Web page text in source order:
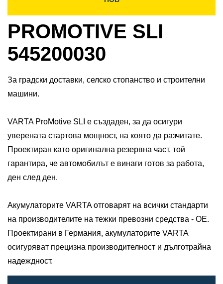
PROMOTIVE SLI
545200030
За градски доставки, селско стопанство и строителни
машини.
VARTA ProMotive SLI е създаден, за да осигури
уверената стартова мощност, на която да разчитате.
Проектиран като оригинална резервна част, той
гарантира, че автомобилът е винаги готов за работа,
ден след ден.​
​Акумулаторите VARTA отговарят на всички стандарти
на производителите на тежки превозни средства - OE.​
Проектирани в Германия, акумулаторите VARTA
осигуряват прецизна производителност и дълготрайна
надеждност.